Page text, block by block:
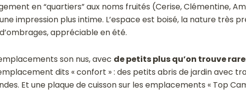
en “quartiers” aux noms fruités (Cerise, Clémentine,
impression plus intime. L’espace est boisé, la nature très
appréciable en été.
son nus, avec de petits plus qu’on trouve
dits « confort » : des petits abris de jardin avec
Et une plaque de cuisson sur les emplacements « Top